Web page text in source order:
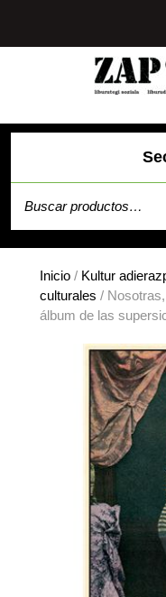
contenido
Inicio / Kultur
culturales /
álbum de las